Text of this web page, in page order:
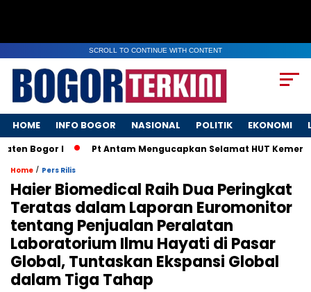
SCROLL TO CONTINUE WITH CONTENT
HOME INFO BOGOR NASIONAL POLITIK EKONOMI
Bogor I Pt Antam Mengucapkan Selamat HUT
Home / Pers Rilis
Haier Biomedical Raih Dua Peringkat
Teratas dalam Laporan Euromonitor
tentang Penjualan Peralatan
Laboratorium Ilmu Hayati di Pasar
Global, Tuntaskan Ekspansi Global
dalam Tiga Tahap